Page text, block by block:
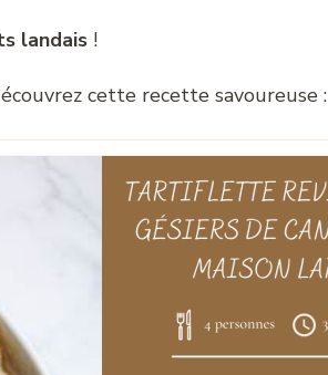
landais !
cette recette savoureuse :